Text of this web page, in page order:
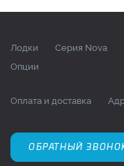
Лодки Серия Nova
Опции
Оплата и доставка
ОБРАТНЫЙ